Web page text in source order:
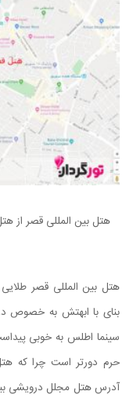
هتل بین المللی قصر از
بنای با ابهتش به خصوص
سینما اطلس به خوبی
حرم دورتر است چرا که